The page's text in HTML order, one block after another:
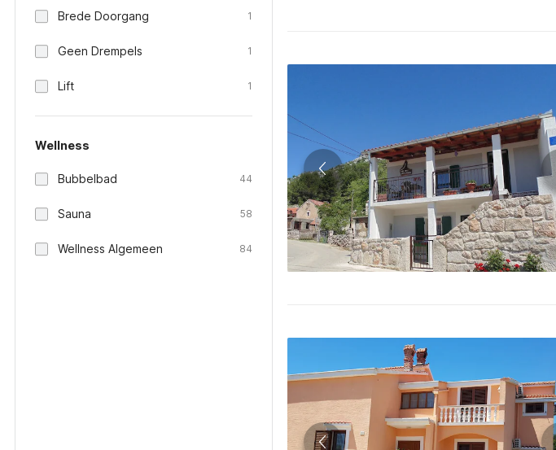
Brede Doorgang 1
Geen Drempels 1
Lift 1
Wellness
Bubbelbad 44
Sauna 58
Wellness Algemeen 84